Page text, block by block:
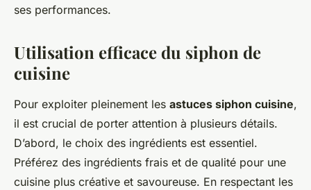
ses performances.
Utilisation efficace du siphon de
cuisine
Pour exploiter pleinement les astuces siphon cuisine,
il est crucial de porter attention à plusieurs détails.
D’abord, le choix des ingrédients est essentiel.
Préférez des ingrédients frais et de qualité pour une
cuisine plus créative et savoureuse. En respectant les